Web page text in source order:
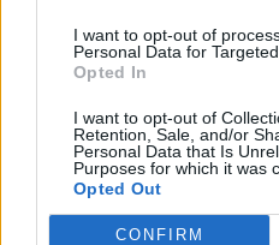
I want to opt-out of
Personal Data for
Opted In
I want to opt-out of
Retention, Sale, and/or
Personal Data that Is
Purposes for which it was
Opted Out
CONFIRM